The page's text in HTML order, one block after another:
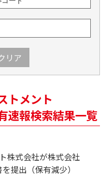
リア
トメント
速報検索結果一覧
株式会社が株式会社
提出（保有減少）